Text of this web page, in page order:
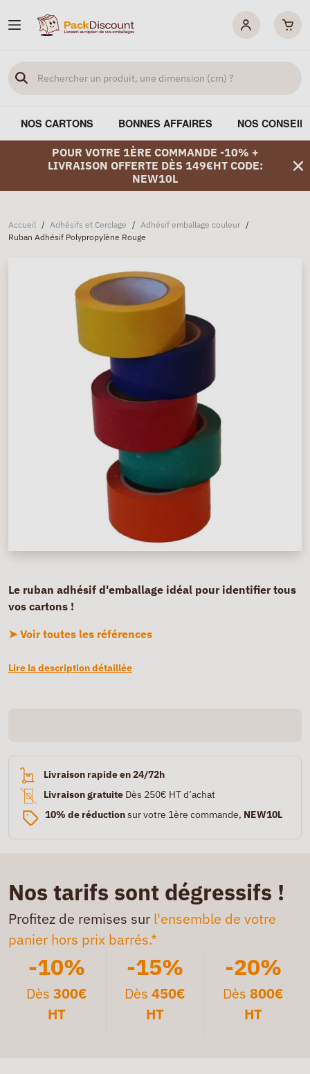
NOS CARTONS BONNES AFFAIRES NOS
POUR VOTRE 1ÈRE COMMANDE -10% +
LIVRAISON OFFERTE DÈS 149€HT CODE:
NEW10L
Accueil / Adhésifs et Cerclage / Adhésif emballage couleur /
Ruban Adhésif Polypropylène Rouge
Le ruban adhésif d'emballage idéal pour identifier tous
vos cartons !
➤ Voir toutes les références
Lire la description détaillée
Livraison rapide en 24/72h
Livraison gratuite Dès 250€ HT d’achat
10% de réductionsur votre 1ère commande, NEW10L
Nos tarifs sont dégressifs !
Profitez de remises sur l'ensemble de votre
panier hors prix barrés.*
-10%
Dès300€
HT
-15%
Dès 450€
HT
-20%
Dès 800€
HT